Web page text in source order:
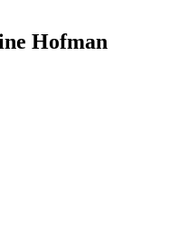
Hofman